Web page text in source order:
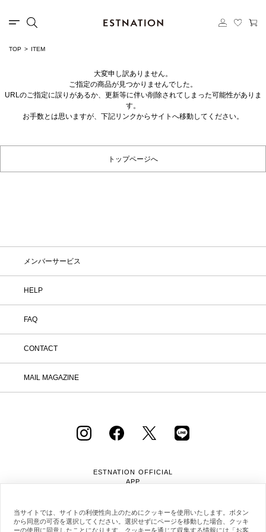
TOP ITEM
大変申し訳ありません。
ご指定の商品が見つかりませんでした。
URLのご指定に誤りがあるか、更新等に伴い削除されてしまった可能性がありま
す。
お手数とは思いますが、下記リンクからサイトへ移動してください。
トップページへ
メンバーサービス
HELP
FAQ
CONTACT
MAIL MAGAZINE
ESTNATION OFFICIAL
APP
当サイトでは、サイトの利便性向上のためにクッキーを使用いたします。ボタン
から同意の可否を選択してください。選択せずにページを移動した場合、クッキ
ーの使用に同意したことになります。クッキーを通じて収集する情報には「お客